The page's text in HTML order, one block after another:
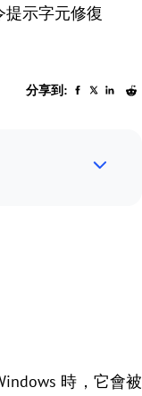
示字元修復
分享到:
時，它會被